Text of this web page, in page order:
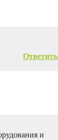
Ответить
и